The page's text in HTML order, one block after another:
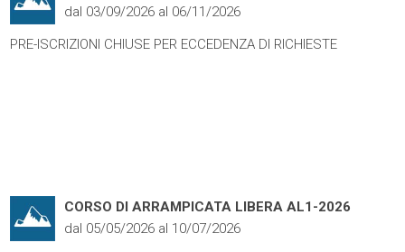
dal 03/09/2026 al 06/11/2026
PRE-ISCRIZIONI CHIUSE PER ECCEDENZA DI RICHIESTE
CORSO DI ARRAMPICATA LIBERA AL1-2026
dal 05/05/2026 al 10/07/2026